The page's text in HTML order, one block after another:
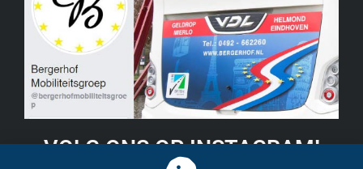
VOLG ONS OP INSTAGRAM!